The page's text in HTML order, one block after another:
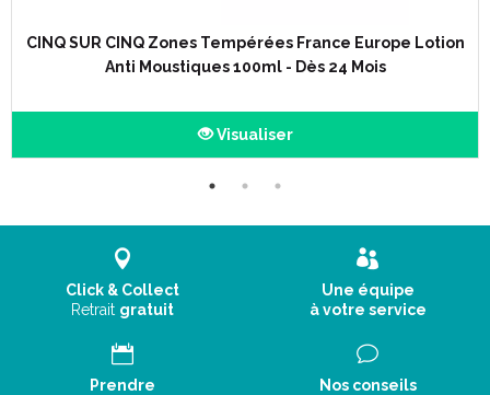
CINQ SUR CINQ Zones Tempérées France Europe Lotion
Anti Moustiques 100ml - Dès 24 Mois
Visualiser
Click & Collect
Retrait gratuit
Une équipe
à votre service
Prendre
Nos conseils